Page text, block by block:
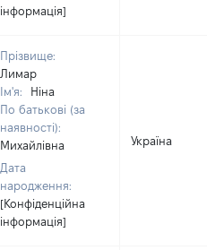
інформація]
Прізвище:
Лимар
Ім'я:
Ніна
По батькові (за
наявності):
Михайлівна
Дата
народження:
[Конфіденційна
інформація]
Україна